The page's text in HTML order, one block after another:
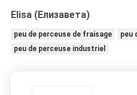
Elisa (Елизавета)
peu de perceuse de fraisage
peu
peu de perceuse industriel